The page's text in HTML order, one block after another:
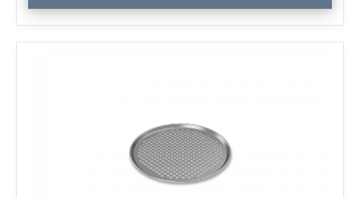
Pizza
Tray
quantità